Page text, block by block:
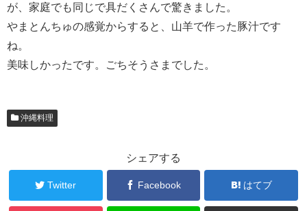
が、家庭でも同じで具だくさんで驚きました。
やまとんちゅの感覚からすると、山羊で作った豚汁です
ね。
美味しかったです。ごちそうさまでした。
沖縄料理
シェアする
Twitter Facebook はてブ